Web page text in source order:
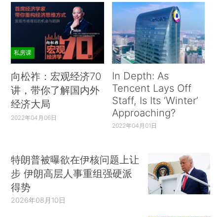
私房课
向松祚：宏观经济70
讲，带你了解国内外
经济大局
2022年04月06日
In Depth: As
Tencent Lays Off
Staff, Is Its ‘Winter’
Approaching?
2022年04月01日
特朗普被曝欲在伊核问题上让
步 伊朗高层人事重组强硬派
得势
2026年08月10日